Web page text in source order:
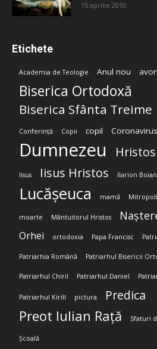
15 aprilie 2010
Etichete
Academia de Teologie Anul nou
Biserica Ortodoxă
Biserica Sfânta Treime
Conferință Copii copil Coronavirus
Dumnezeu Hristos
Iisus Iisus Hristos Ilarion Boian
Lucășeuca mamă
moarte Mântuitorul Hristos
Orhei ortodoxia Papa Francisc
Patriarhia Română Patriarhul Bisericii
Patriarhul Chiril Patriarhul Daniel
Patriarhul Kirill pictura Predica
Preot Iulian Rață Sfaturi
Școală